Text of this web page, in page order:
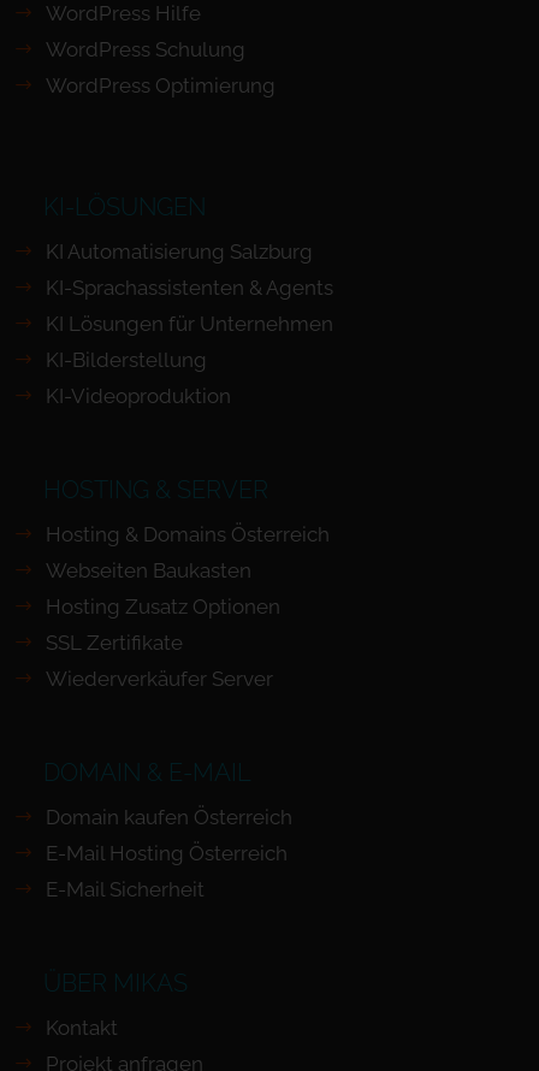
WordPress Hilfe
WordPress Schulung
WordPress Optimierung
KI-LÖSUNGEN
KI Automatisierung Salzburg
KI-Sprachassistenten & Agents
KI Lösungen für Unternehmen
KI-Bilderstellung
KI-Videoproduktion
HOSTING & SERVER
Hosting & Domains Österreich
Webseiten Baukasten
Hosting Zusatz Optionen
SSL Zertifikate
Wiederverkäufer Server
DOMAIN & E-MAIL
Domain kaufen Österreich
E-Mail Hosting Österreich
E-Mail Sicherheit
ÜBER MIKAS
Kontakt
Projekt anfragen